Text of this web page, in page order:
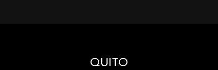
QUITO